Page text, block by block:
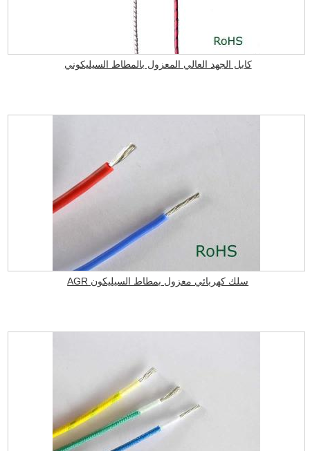
كابل الجهد العالي المعزول بالمطاط السيليكوني
سلك كهربائي معزول بمطاط السيليكون AGR